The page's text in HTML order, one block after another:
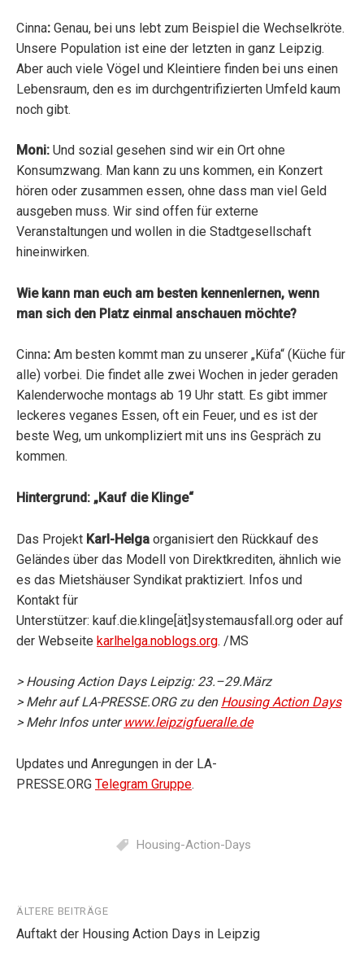
Cinna: Genau, bei uns lebt zum Beispiel die Wechselkröte.
Unsere Population ist eine der letzten in ganz Leipzig.
Aber auch viele Vögel und Kleintiere finden bei uns einen
Lebensraum, den es im durchgentrifizierten Umfeld kaum
noch gibt.
Moni: Und sozial gesehen sind wir ein Ort ohne
Konsumzwang. Man kann zu uns kommen, ein Konzert
hören oder zusammen essen, ohne dass man viel Geld
ausgeben muss. Wir sind offen für externe
Veranstaltungen und wollen in die Stadtgesellschaft
hineinwirken.
Wie kann man euch am besten kennenlernen, wenn
man sich den Platz einmal anschauen möchte?
Cinna: Am besten kommt man zu unserer „Küfa“ (Küche für
alle) vorbei. Die findet alle zwei Wochen in jeder geraden
Kalenderwoche montags ab 19 Uhr statt. Es gibt immer
leckeres veganes Essen, oft ein Feuer, und es ist der
beste Weg, um unkompliziert mit uns ins Gespräch zu
kommen.
Hintergrund: „Kauf die Klinge“
Das Projekt Karl-Helga organisiert den Rückkauf des
Geländes über das Modell von Direktkrediten, ähnlich wie
es das Mietshäuser Syndikat praktiziert. Infos und
Kontakt für
Unterstützer: kauf.die.klinge[ät]systemausfall.org oder auf
der Webseite karlhelga.noblogs.org. /MS
> Housing Action Days Leipzig: 23.–29.März
> Mehr auf LA-PRESSE.ORG zu den Housing Action Days
> Mehr Infos unterwww.leipzigfueralle.de
Updates und Anregungen in der LA-
PRESSE.ORG Telegram Gruppe.
Housing-Action-Days
Beitragsnavigation
ÄLTERE BEITRÄGE
Auftakt der Housing Action Days in Leipzig